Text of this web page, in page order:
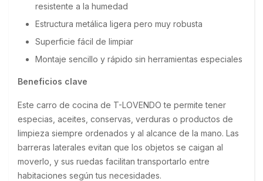
resistente a la humedad
Estructura metálica ligera pero muy robusta
Superficie fácil de limpiar
Montaje sencillo y rápido sin herramientas especiales
Beneficios clave
Este carro de cocina de T-LOVENDO te permite tener
especias, aceites, conservas, verduras o productos de
limpieza siempre ordenados y al alcance de la mano. Las
barreras laterales evitan que los objetos se caigan al
moverlo, y sus ruedas facilitan transportarlo entre
habitaciones según tus necesidades.